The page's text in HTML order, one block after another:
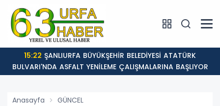
15:22
BULVARI'NDA ASFALT YENİLEME ÇALIŞMALARINA BAŞLIYOR
Anasayfa GÜNCEL